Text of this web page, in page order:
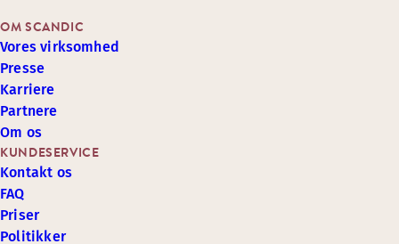
KUNDESERVICE
Kontakt os
FAQ
Priser
Politikker
OM SCANDIC
Vores virksomhed
Presse
Karriere
Partnere
Om os